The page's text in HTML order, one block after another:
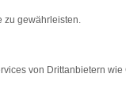
zu gewährleisten.
von Drittanbietern wie